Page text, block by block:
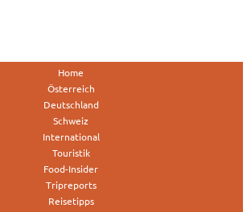
Home
Österreich
Deutschland
Schweiz
International
Touristik
Food-Insider
Tripreports
Reisetipps